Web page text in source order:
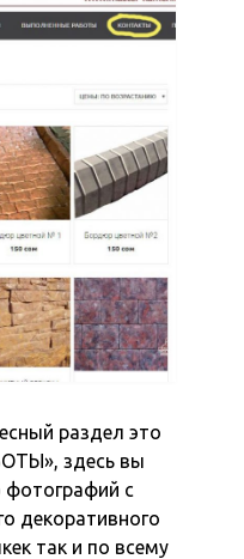
раздел это
здесь вы
фотографий с
декоративного
так и по всему